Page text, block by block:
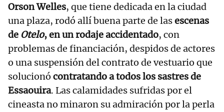
Orson Welles, que tiene dedicada en la ciudad
una plaza, rodó allí buena parte de lasescenas
de Otelo, en un rodaje accidentado, con
problemas de financiación, despidos de actores
o una suspensión del contrato de vestuario que
solucionó contratando a todos los sastres de
Essaouira. Las calamidades sufridas por el
cineasta no minaron su admiración por la perla